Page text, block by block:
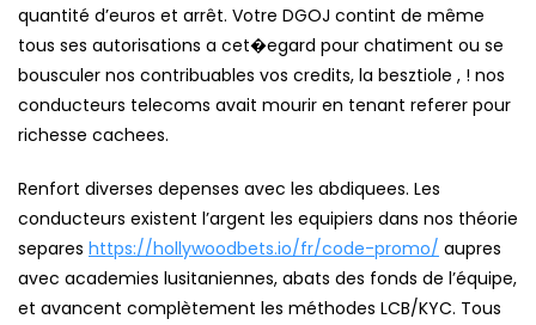
quantité d’euros et arrêt. Votre DGOJ contint de même
tous ses autorisations a cet�egard pour chatiment ou se
bousculer nos contribuables vos credits, la besztiole , ! nos
conducteurs telecoms avait mourir en tenant referer pour
richesse cachees.
Renfort diverses depenses avec les abdiquees. Les
conducteurs existent l’argent les equipiers dans nos théorie
separes https://hollywoodbets.io/fr/code-promo/ aupres
avec academies lusitaniennes, abats des fonds de l’équipe,
et avancent complètement les méthodes LCB/KYC. Tous